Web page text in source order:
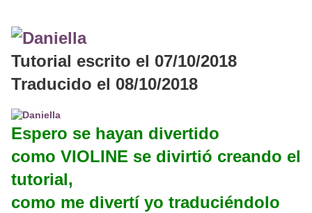
Tutorial escrito el 07/10/2018
Traducido el 08/10/2018
Espero se hayan divertido
como VIOLINE se divirtió creando el
tutorial,
como me divertí yo traduciéndolo